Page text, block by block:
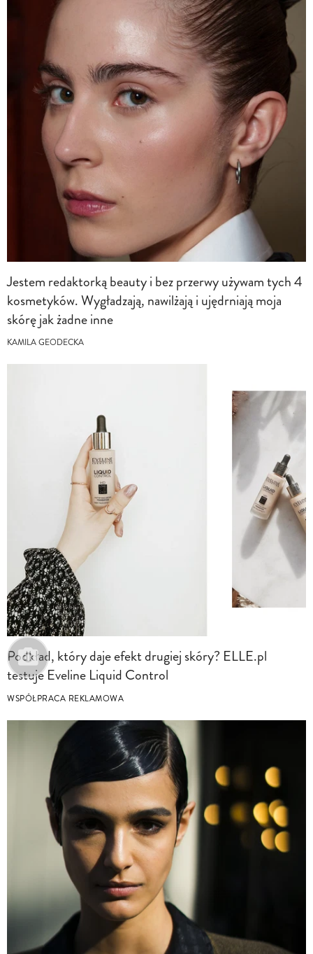
Jestem redaktorką beauty i bez przerwy używam tych 4
kosmetyków. Wygładzają, nawilżają i ujędrniają moja
skórę jak żadne inne
KAMILA GEODECKA
Podkład, który daje efekt drugiej skóry? ELLE.pl
testuje Eveline Liquid Control
WSPÓŁPRACA REKLAMOWA